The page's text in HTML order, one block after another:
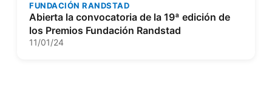
FUNDACIÓN RANDSTAD
Abierta la convocatoria de la 19ª edición de
los Premios Fundación Randstad
11/01/24